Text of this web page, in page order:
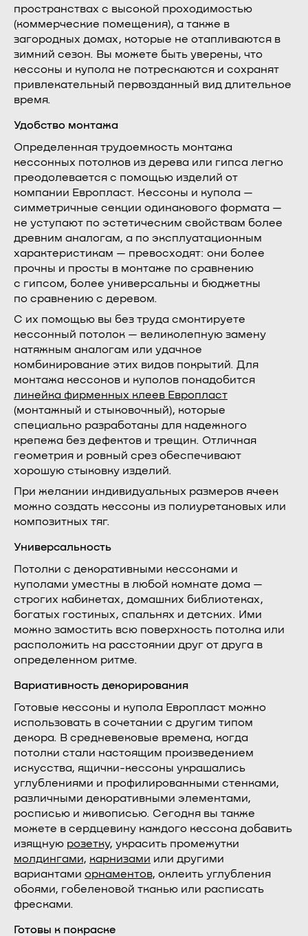
пространствах с высокой проходимостью
(коммерческие помещения), а также в
загородных домах, которые не отапливаются в
зимний сезон. Вы можете быть уверены, что
кессоны и купола не потрескаются и сохранят
привлекательный первозданный вид длительное
время.
Удобство монтажа
Определенная трудоемкость монтажа
кессонных потолков из дерева или гипса легко
преодолевается с помощью изделий от
компании Европласт. Кессоны и купола —
симметричные секции одинакового формата —
не уступают по эстетическим свойствам более
древним аналогам, а по эксплуатационным
характеристикам — превосходят: они более
прочны и просты в монтаже по сравнению
с гипсом, более универсальны и бюджетны
по сравнению с деревом.
С их помощью вы без труда смонтируете
кессонный потолок — великолепную замену
натяжным аналогам или удачное
комбинирование этих видов покрытий. Для
монтажа кессонов и куполов понадобится
линейка фирменных клеев Европласт
(монтажный и стыковочный), которые
специально разработаны для надежного
крепежа без дефектов и трещин. Отличная
геометрия и ровный срез обеспечивают
хорошую стыковку изделий.
При желании индивидуальных размеров ячеек
можно создать кессоны из полиуретановых или
композитных тяг.
Универсальность
Потолки с декоративными кессонами и
куполами уместны в любой комнате дома —
строгих кабинетах, домашних библиотеках,
богатых гостиных, спальнях и детских. Ими
можно замостить всю поверхность потолка или
расположить на расстоянии друг от друга в
определенном ритме.
Вариативность декорирования
Готовые кессоны и купола Европласт можно
использовать в сочетании с другим типом
декора. В средневековые времена, когда
потолки стали настоящим произведением
искусства, ящички-кессоны украшались
углублениями и профилированными стенками,
различными декоративными элементами,
росписью и живописью. Сегодня вы также
можете в сердцевину каждого кессона добавить
изящную розетку, украсить промежутки
молдингами, карнизами или другими
вариантами орнаментов, оклеить углубления
обоями, гобеленовой тканью или расписать
фресками.
Готовы к покраске